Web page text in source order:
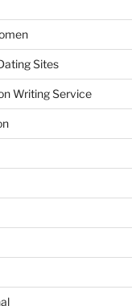
Sites
Writing Service